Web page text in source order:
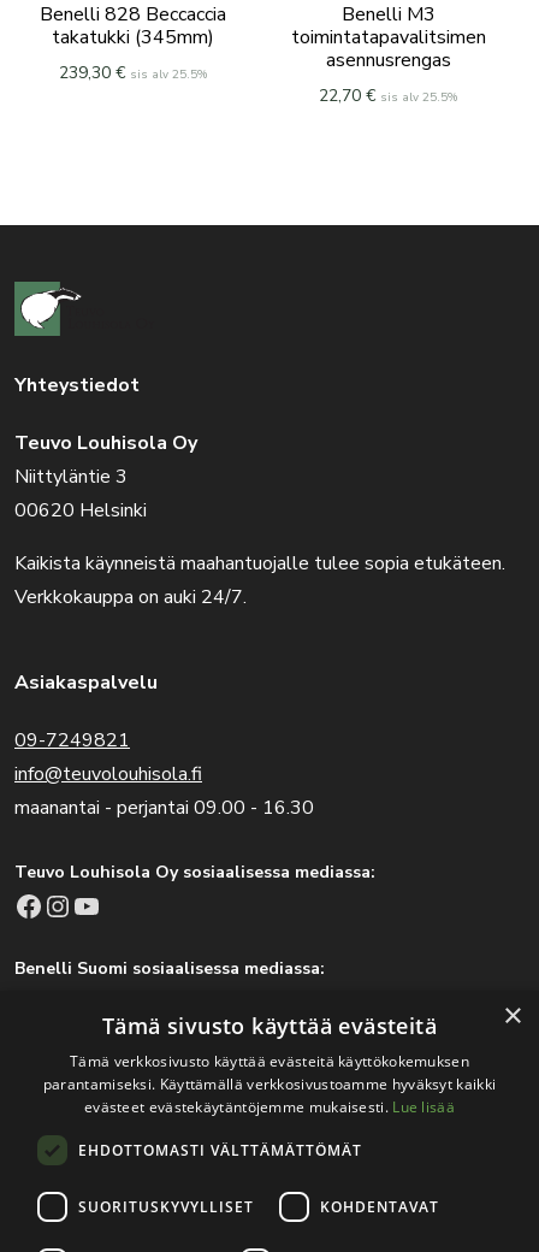
Benelli 828 Beccaccia
takatukki (345mm)
239,30 € sis alv 25.5%
Benelli M3
toimintatapavalitsimen
asennusrengas
22,70 € sis alv 25.5%
Yhteystiedot
Teuvo Louhisola Oy
Niittyläntie 3
00620 Helsinki
Kaikista käynneistä maahantuojalle tulee sopia etukäteen.
Verkkokauppa on auki 24/7.
Asiakaspalvelu
09-7249821
info@teuvolouhisola.fi
maanantai - perjantai 09.00 - 16.30
Teuvo Louhisola Oy sosiaalisessa mediassa:
Facebook Instagram YouTube
Benelli Suomi sosiaalisessa mediassa:
Tärkeitä linkkejä
Rekisteri- ja tietosuojaseloste
Jälleenmyyjät
Tapahtumat
×
Tämä sivusto käyttää evästeitä
Tämä verkkosivusto käyttää evästeitä käyttökokemuksen
parantamiseksi. Käyttämällä verkkosivustoamme hyväksyt kaikki
evästeet evästekäytäntöjemme mukaisesti. Lue lisää
EHDOTTOMASTI VÄLTTÄMÄTTÖMÄT
SUORITUSKYVYLLISET KOHDENTAVAT